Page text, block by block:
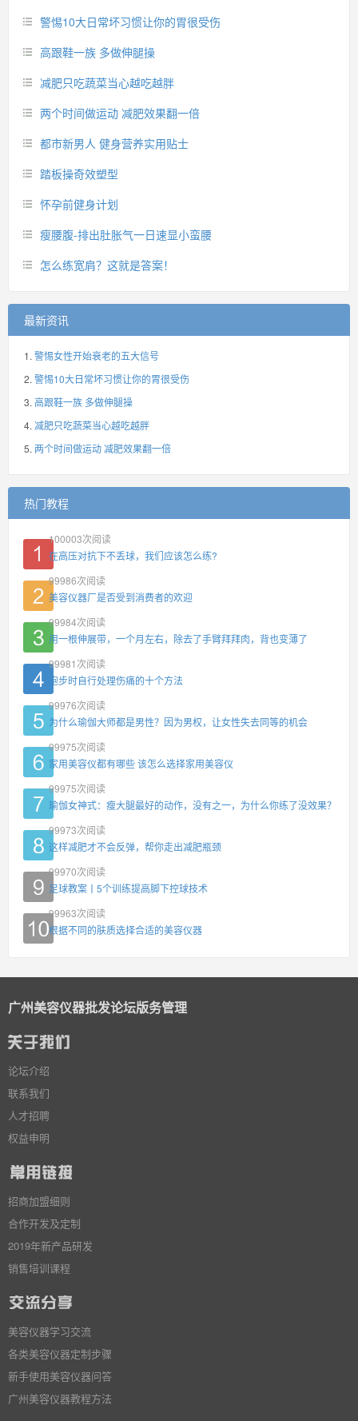
警惕10大日常坏习惯让你的胃很受伤
高跟鞋一族 多做伸腿操
减肥只吃蔬菜当心越吃越胖
两个时间做运动 减肥效果翻一倍
都市新男人 健身营养实用贴士
踏板操奇效塑型
怀孕前健身计划
瘦腰腹-排出肚胀气一日速显小蛮腰
怎么练宽肩？这就是答案！
最新资讯
警惕女性开始衰老的五大信号
警惕10大日常坏习惯让你的胃很受伤
高跟鞋一族 多做伸腿操
减肥只吃蔬菜当心越吃越胖
两个时间做运动 减肥效果翻一倍
热门教程
100003次阅读
在高压对抗下不丢球，我们应该怎么练?
99986次阅读
美容仪器厂是否受到消费者的欢迎
99984次阅读
用一根伸展带，一个月左右，除去了手臂拜拜肉，背也变薄了
99981 次阅读
跑步时自行处理伤痛的十个方法
99976次阅读
为什么瑜伽大师都是男性？因为男权，让女性失去同等的机会
99975次阅读
家用美容仪都有哪些 该怎么选择家用美容仪
99975次阅读
瑜伽女神式：瘦大腿最好的动作，没有之一，为什么你练了没效果？
99973次阅读
这样减肥才不会反弹，帮你走出减肥瓶颈
99970次阅读
足球教案丨5个训练提高脚下控球技术
99963次阅读
根据不同的肤质选择合适的美容仪器
广州美容仪器批发论坛版务管理
论坛介绍
联系我们
人才招聘
权益申明
招商加盟细则
合作开发及定制
2019年新产品研发
销售培训课程
美容仪器学习交流
各类美容仪器定制步骤
新手使用美容仪器问答
广州美容仪器教程方法